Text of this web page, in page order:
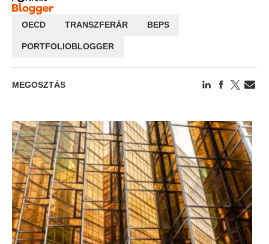
OECD TRANSZFERÁR BEPS
PORTFOLIOBLOGGER
MEGOSZTÁS